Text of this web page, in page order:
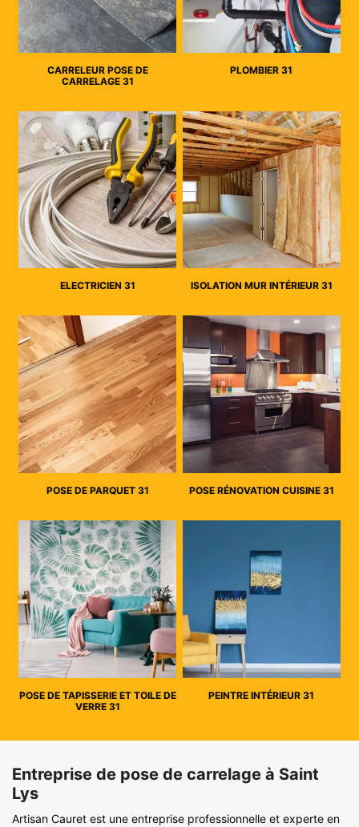
CARRELEUR POSE DE
CARRELAGE 31
PLOMBIER 31
ELECTRICIEN 31 ISOLATION MUR INTÉRIEUR 31
POSE DE PARQUET 31 POSE RÉNOVATION CUISINE 31
POSE DE TAPISSERIE ET TOILE DE
VERRE 31
PEINTRE INTÉRIEUR 31
Entreprise de pose de carrelage à Saint
Lys
Artisan Cauret est une entreprise professionnelle et experte en